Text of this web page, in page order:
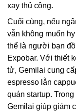
xay thủ công.
Cuối cùng, nếu
vẫn không muốn
thể là người bạn
Expobar. Với thiết
tử, Gemilai cung
espresso lẫn
quán startup.
Gemilai giúp giảm